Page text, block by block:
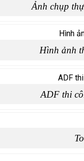
Ảnh chụp
Hình ảnh
ADF thi